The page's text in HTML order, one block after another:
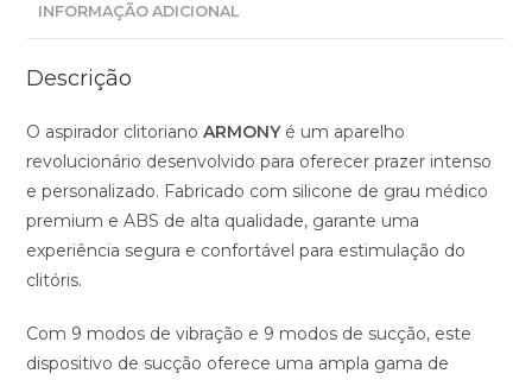
INFORMAÇÃO ADICIONAL
Descrição
O aspirador clitorianoARMONYé um aparelho
revolucionário desenvolvido para oferecer prazer intenso
e personalizado. Fabricado com silicone de grau médico
premium e ABS de alta qualidade, garante uma
experiência segura e confortável para estimulação do
clitóris.
Com 9 modos de vibração e 9 modos de sucção, este
dispositivo de sucção oferece uma ampla gama de